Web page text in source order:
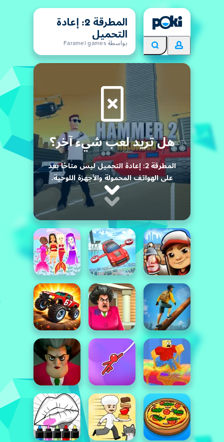
المطرقة 2: إعادة
التحميل
بواسطة Faramel games
هل تريد لعب شيء آخر؟
المطرقة 2: إعادة التحميل ليس متاحًا بعد
على الهواتف المحمولة والأجهزة اللوحية.